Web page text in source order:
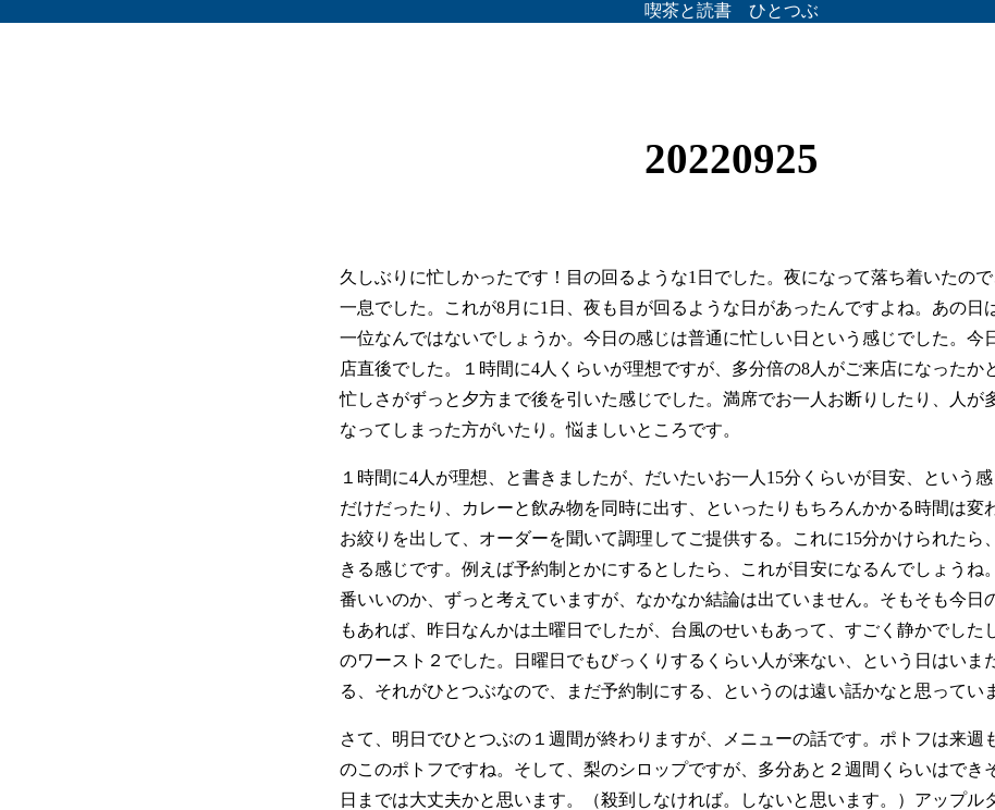
喫茶と読書 ひとつぶ
20220925
久しぶりに忙しかったです！目の回るような1日でした。夜になって落ち着いたの
一息でした。これが8月に1日、夜も目が回るような日があったんですよね。あの日
一位なんではないでしょうか。今日の感じは普通に忙しい日という感じでした。今
店直後でした。１時間に4人くらいが理想ですが、多分倍の8人がご来店になったか
忙しさがずっと夕方まで後を引いた感じでした。満席でお一人お断りしたり、人が
なってしまった方がいたり。悩ましいところです。
１時間に4人が理想、と書きましたが、だいたいお一人15分くらいが目安、という
だけだったり、カレーと飲み物を同時に出す、といったりもちろんかかる時間は変
お絞りを出して、オーダーを聞いて調理してご提供する。これに15分かけられたら
きる感じです。例えば予約制とかにするとしたら、これが目安になるんでしょうね
番いいのか、ずっと考えていますが、なかなか結論は出ていません。そもそも今日
もあれば、昨日なんかは土曜日でしたが、台風のせいもあって、すごく静かでした
のワースト２でした。日曜日でもびっくりするくらい人が来ない、という日はいま
る、それがひとつぶなので、まだ予約制にする、というのは遠い話かなと思ってい
さて、明日でひとつぶの１週間が終わりますが、メニューの話です。ポトフは来週
のこのポトフですね。そして、梨のシロップですが、多分あと２週間くらいはでき
日までは大丈夫かと思います。（殺到しなければ。しないと思います。）アップル